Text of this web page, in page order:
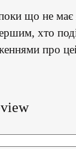
що не має
хто
про